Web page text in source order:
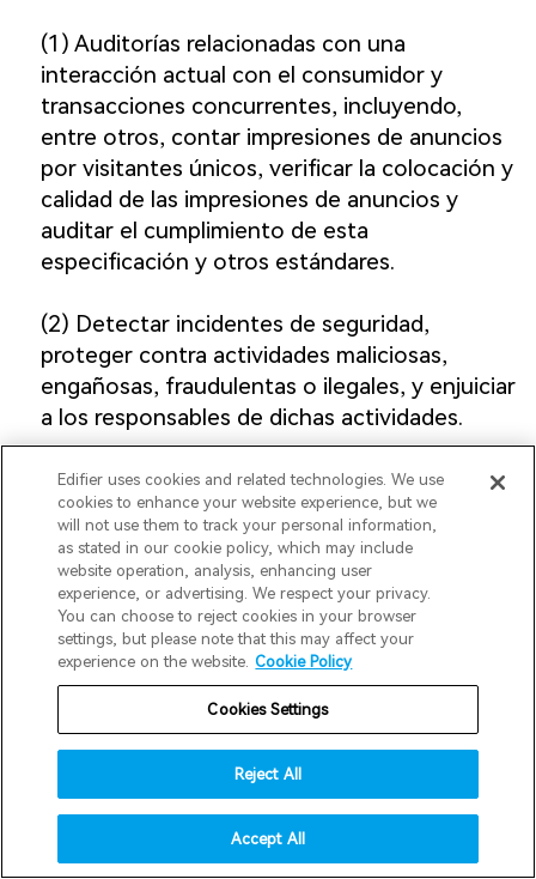
(1) Auditorías relacionadas con una
interacción actual con el consumidor y
transacciones concurrentes, incluyendo,
entre otros, contar impresiones de anuncios
por visitantes únicos, verificar la colocación y
calidad de las impresiones de anuncios y
auditar el cumplimiento de esta
especificación y otros estándares.
(2) Detectar incidentes de seguridad,
proteger contra actividades maliciosas,
engañosas, fraudulentas o ilegales, y enjuiciar
a los responsables de dichas actividades.
(3) Depuración para identificar y reparar
errores que afectan la funcionalidad prevista
existente.
(4) Realizar servicios en nombre del negocio o
proveedor de servicios, incluyendo verificar
información del cliente, proporcionar
servicios de publicidad o marketing,
proporcionar servicios analíticos o servicios
similares en nombre del negocio o proveedor
de servicios.
(5) Emprender investigación interna para
Edifier uses cookies and related technologies. We use
cookies to enhance your website experience, but we
will not use them to track your personal information,
as stated in our cookie policy, which may include
website operation, analysis, enhancing user
experience, or advertising. We respect your privacy.
You can choose to reject cookies in your browser
settings, but please note that this may affect your
experience on the website. Cookie Policy
Cookies Settings
Reject All
Accept All